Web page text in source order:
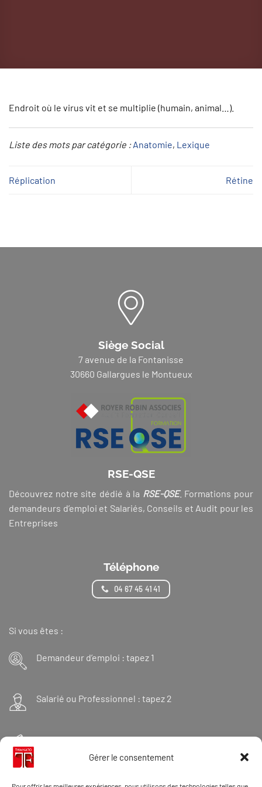
Gérer le consentement
Endroit où le virus vit et se multiplie (humain, animal…).
Liste des mots par catégorie :Anatomie, Lexique
Réplication Rétine
Siège Social
7 avenue de la Fontanisse
30660 Gallargues le Montueux
RSE-QSE
Découvrez notre site dédié à la RSE-QSE. Formations pour
demandeurs d’emploi et Salariés, Conseils et Audit pour les
Entreprises
Téléphone
04 67 45 41 41
Si vous êtes :
Demandeur d’emploi : tapez 1
Salarié ou Professionnel : tapez 2
Financeur : tapez 3
Et « 98 » pour une formation Thanatopraxie